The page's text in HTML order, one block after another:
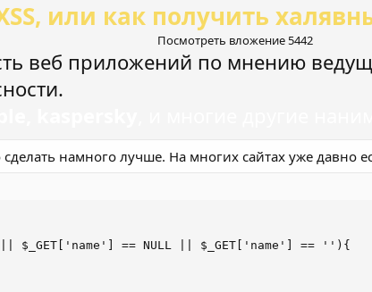
или как получить
Посмотреть вложение 5442
веб приложений по мнению
есть поля ввода,
можно задавать
намного лучше. На многих сайтах уже давно
$_GET['name'] == NULL || $_GET['name'] == ''){